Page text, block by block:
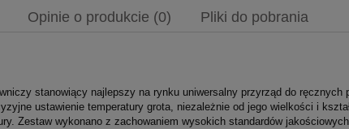
Opinie o produkcie (0) Pliki do pobrania
stanowiący najlepszy na rynku uniwersalny przyrząd do ręcznych
ustawienie temperatury grota, niezależnie od jego wielkości i
Zestaw wykonano z zachowaniem wysokich standardów